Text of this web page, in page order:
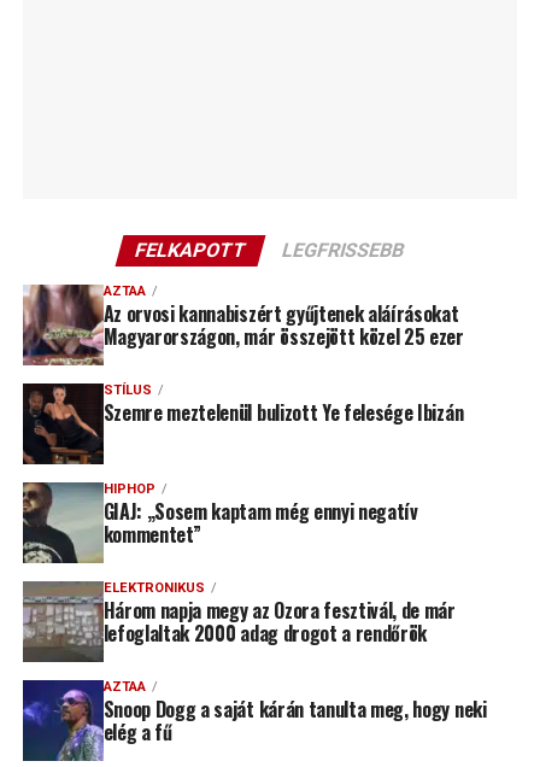
FELKAPOTT LEGFRISSEBB
AZTAA
Az orvosi kannabiszért gyűjtenek aláírásokat
Magyarországon, már összejött közel 25 ezer
STÍLUS
Szemre meztelenül bulizott Ye felesége Ibizán
HIPHOP
GIAJ: „Sosem kaptam még ennyi negatív
kommentet”
ELEKTRONIKUS
Három napja megy az Ozora fesztivál, de már
lefoglaltak 2000 adag drogot a rendőrök
AZTAA
Snoop Dogg a saját kárán tanulta meg, hogy neki
elég a fű